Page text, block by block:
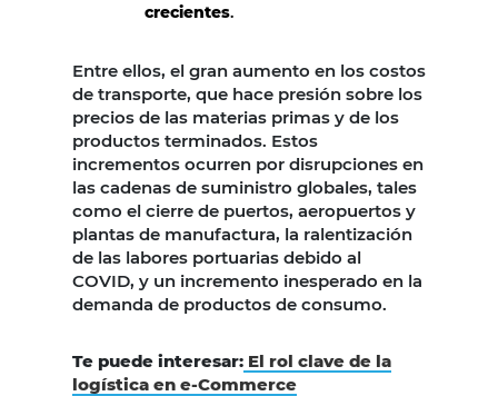
crecientes.
Entre ellos, el gran aumento en los costos
de transporte, que hace presión sobre los
precios de las materias primas y de los
productos terminados. Estos
incrementos ocurren por disrupciones en
las cadenas de suministro globales, tales
como el cierre de puertos, aeropuertos y
plantas de manufactura, la ralentización
de las labores portuarias debido al
COVID, y un incremento inesperado en la
demanda de productos de consumo.
Te puede interesar: El rol clave de la
logística en e-Commerce